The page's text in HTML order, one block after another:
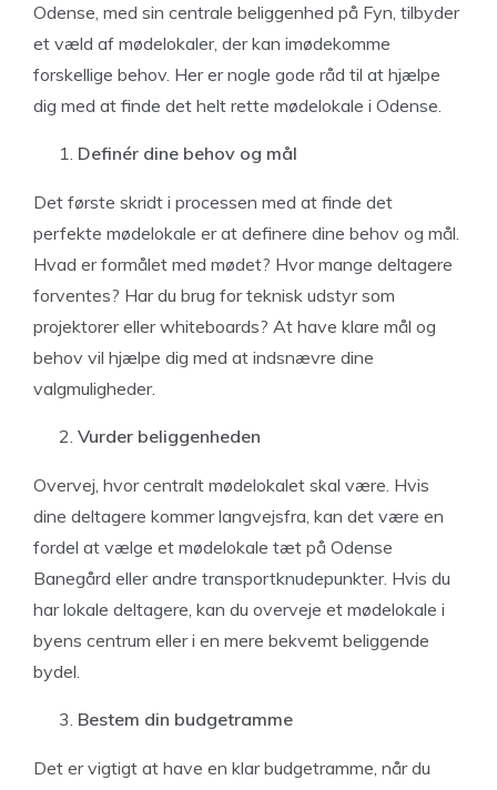
Odense, med sin centrale beliggenhed på Fyn, tilbyder
et væld af mødelokaler, der kan imødekomme
forskellige behov. Her er nogle gode råd til at hjælpe
dig med at finde det helt rette mødelokale i Odense.
Definér dine behov og mål
Det første skridt i processen med at finde det
perfekte mødelokale er at definere dine behov og mål.
Hvad er formålet med mødet? Hvor mange deltagere
forventes? Har du brug for teknisk udstyr som
projektorer eller whiteboards? At have klare mål og
behov vil hjælpe dig med at indsnævre dine
valgmuligheder.
Vurder beliggenheden
Overvej, hvor centralt mødelokalet skal være. Hvis
dine deltagere kommer langvejsfra, kan det være en
fordel at vælge et mødelokale tæt på Odense
Banegård eller andre transportknudepunkter. Hvis du
har lokale deltagere, kan du overveje et mødelokale i
byens centrum eller i en mere bekvemt beliggende
bydel.
Bestem din budgetramme
Det er vigtigt at have en klar budgetramme, når du